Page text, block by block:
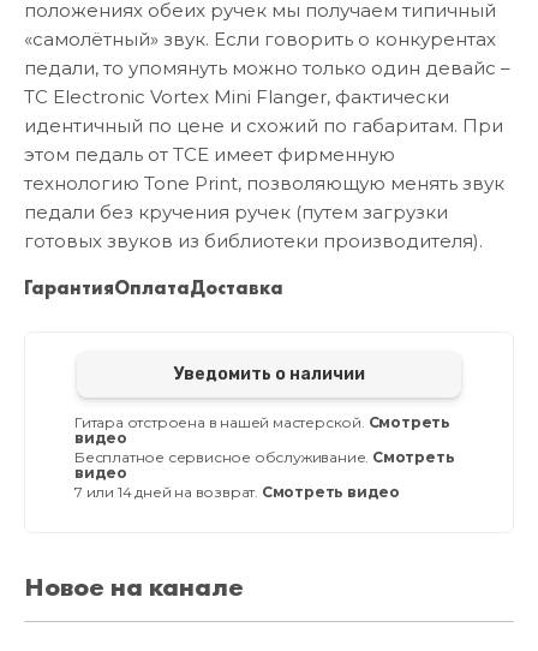
положениях обеих ручек мы получаем типичный
«самолётный» звук. Если говорить о конкурентах
педали, то упомянуть можно только один девайс –
TC Electronic Vortex Mini Flanger, фактически
идентичный по цене и схожий по габаритам. При
этом педаль от TCE имеет фирменную
технологию Tone Print, позволяющую менять звук
педали без кручения ручек (путем загрузки
готовых звуков из библиотеки производителя).
ГарантияОплатаДоставка
Уведомить о наличии
Гитара отстроена в нашей мастерской. Смотреть
видео
Бесплатное сервисное обслуживание. Смотреть
видео
7 или 14 дней на возврат. Смотреть видео
Новое на канале